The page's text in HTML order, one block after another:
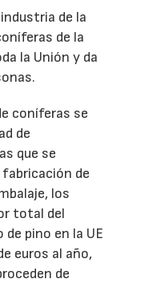
de la
de la
la Unión y da
coníferas se
de
que se
de
los
total del
pino en la UE
euros al año,
de